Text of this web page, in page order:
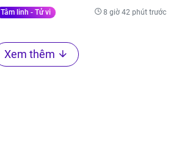
Tâm linh - Tử vi 8 giờ 42 phút trước
Xem thêm